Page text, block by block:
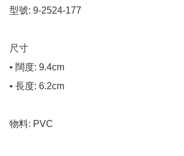
型號: 9-2524-177
尺寸
• 闊度: 9.4cm
• 長度: 6.2cm
物料: PVC